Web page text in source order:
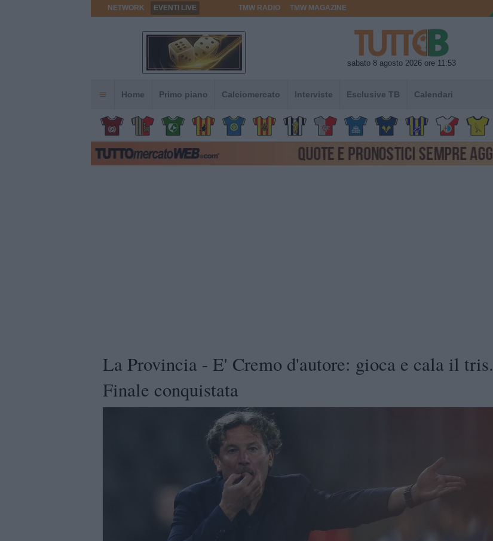
NETWORK EVENTI LIVE TMW RADIO TMW MAGAZINE
sabato 8 agosto 2026 ore 11:53
Home Primo piano Calciomercato Interviste Esclusive TB Calendari
La Provincia - E' Cremo d'autore: gioca e cala il tris.
Finale conquistata